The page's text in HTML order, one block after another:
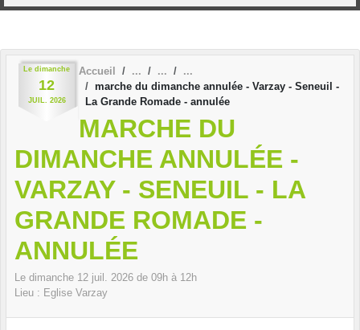
Le dimanche
12
JUIL. 2026
Accueil
marche du dimanche annulée - Varzay - Seneuil -
La Grande Romade - annulée
MARCHE DU
DIMANCHE ANNULÉE -
VARZAY - SENEUIL - LA
GRANDE ROMADE -
ANNULÉE
Le dimanche 12 juil. 2026 de 09h à 12h
Lieu : Eglise Varzay